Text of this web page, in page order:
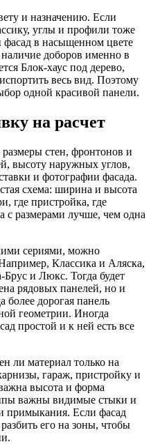
и назначению. Если
углы и профили тоже
в насыщенном цвете
доборов именно в
Блок-хаус под дерево,
весь вид. Поэтому
одной красивой панели.
на расчет
стен, фронтонов и
высоту наружных углов,
и фотографии фасада.
схема: ширина и высота
где пристройка, где
с размерами лучше, чем одна
сериями, можно
Классика и Аляска,
и Люкс. Тогда будет
рядовых панелей, но и
более дорогая панель
геометрии. Иногда
простой и к ней есть все
ли материал только на
гараж, пристройку и
высота и форма
важны видимые стыки и
примыкания. Если фасад
его на зоны, чтобы